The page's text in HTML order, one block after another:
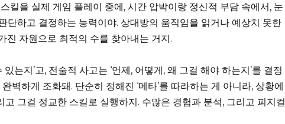
킬을 실제 게임 플레이 중에, 시간 압박이랑 정신적 부담 속에서, 눈
단하고 결정하는 능력이야. 상대방의 움직임을 읽거나 예상치 못한
진 자원으로 최적의 수를 찾아내는 거지.
는지’고, 전술적 사고는 ‘언제, 어떻게, 왜 그걸 해야 하는지’를 결정
벽하게 조화돼. 단순히 정해진 ‘메타’를 따라하는 게 아니라, 상황에
그걸 정교한 스킬로 실행하지. 수많은 경험과 분석, 그리고 피지컬